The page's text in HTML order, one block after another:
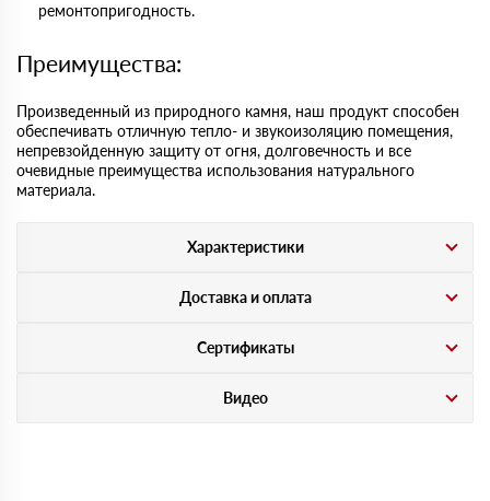
ремонтопригодность.
Преимущества:
Произведенный из природного камня, наш продукт способен
обеспечивать отличную тепло- и звукоизоляцию помещения,
непревзойденную защиту от огня, долговечность и все
очевидные преимущества использования натурального
материала.
Характеристики
Доставка и оплата
Сертификаты
Видео